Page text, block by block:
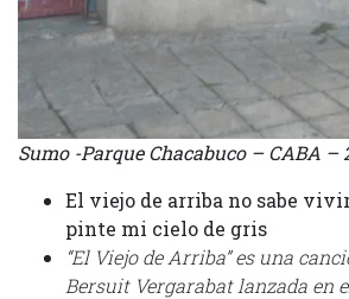
Sumo -Parque Chacabuco – CABA –
El viejo de arriba no sabe
pinte mi cielo de gris
“El Viejo de Arriba” es una
Bersuit Vergarabat lanzada en